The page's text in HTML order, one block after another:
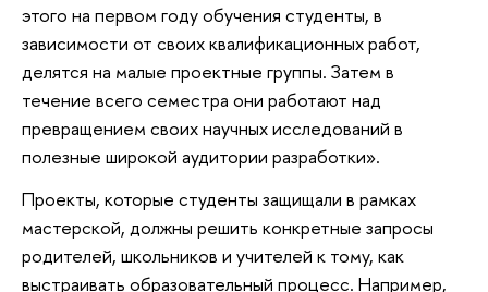
этого на первом году обучения студенты, в
зависимости от своих квалификационных работ,
делятся на малые проектные группы. Затем в
течение всего семестра они работают над
превращением своих научных исследований в
полезные широкой аудитории разработки».
Проекты, которые студенты защищали в рамках
мастерской, должны решить конкретные запросы
родителей, школьников и учителей к тому, как
выстраивать образовательный процесс. Например,